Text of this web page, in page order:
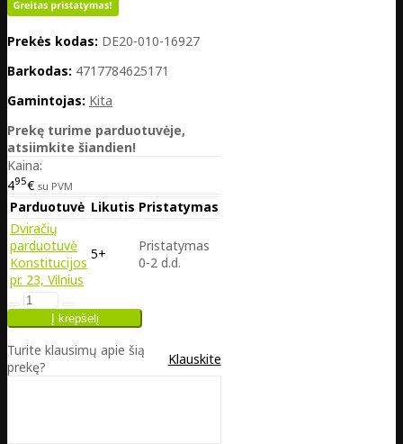
Prekės kodas: DE20-010-16927
Barkodas: 4717784625171
Gamintojas: Kita
Prekę turime parduotuvėje,
atsiimkite šiandien!
Kaina:
495€ su PVM
Parduotuvė Likutis Pristatymas
Dviračių
parduotuvė
Konstitucijos
pr. 23, Vilnius
5+
Pristatymas
0-2 d.d.
Turite klausimų apie šią
prekę?
Klauskite